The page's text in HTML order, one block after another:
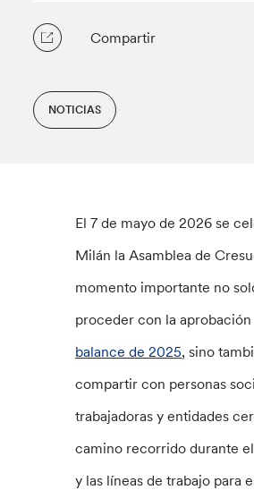
Compartir
NOTICIAS
El 7 de mayo de 2026 se
Milán la Asamblea de
momento importante no
proceder con la aprobación
balance de 2025, sino
compartir con personas
trabajadoras y entidades
camino recorrido durante
y las líneas de trabajo para